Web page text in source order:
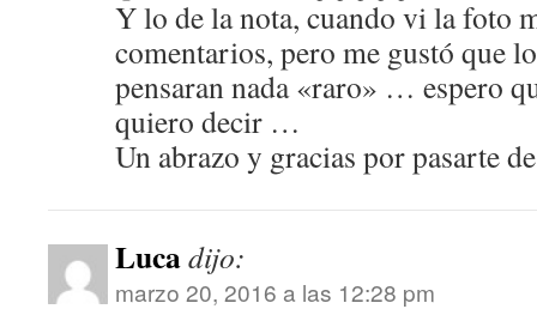
Y lo de la nota, cuando vi la foto
comentarios, pero me gustó que
pensaran nada «raro» … espero
quiero decir …
Un abrazo y gracias por pasarte
Lucadijo:
marzo 20, 2016 a las 12:28 pm